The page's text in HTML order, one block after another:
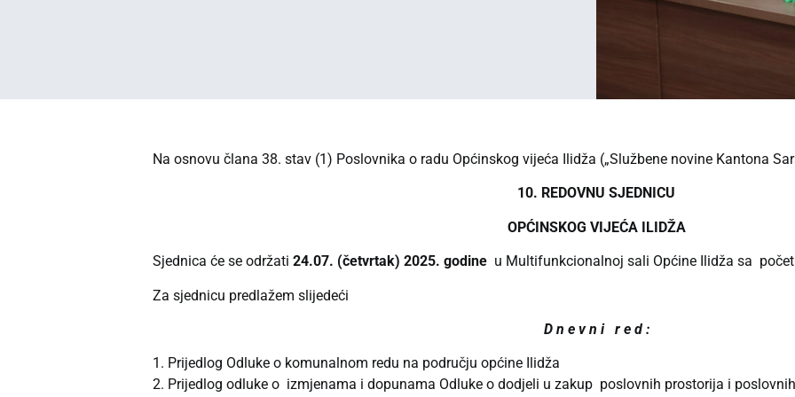
Na osnovu člana 38. stav (1) Poslovnika o radu Općinskog vijeća Ilidža („Službene novine Kantona
10. REDOVNU SJEDNICU
OPĆINSKOG VIJEĆA ILIDŽA
Sjednica će se održati 24.07. (četvrtak) 2025. godine u Multifunkcionalnoj sali Općine Ilidža sa
Za sjednicu predlažem slijedeći
D n e v n i r e d :
1. Prijedlog Odluke o komunalnom redu na području općine Ilidža
2. Prijedlog odluke o izmjenama i dopunama Odluke o dodjeli u zakup poslovnih prostorija i